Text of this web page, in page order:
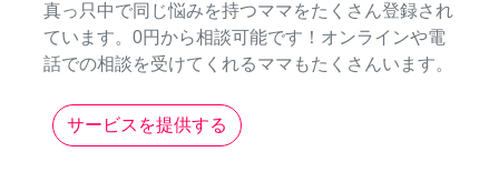
真っ只中で同じ悩みを持つママをたくさん登録され
ています。0円から相談可能です！オンラインや電
話での相談を受けてくれるママもたくさんいます。
サービスを提供する